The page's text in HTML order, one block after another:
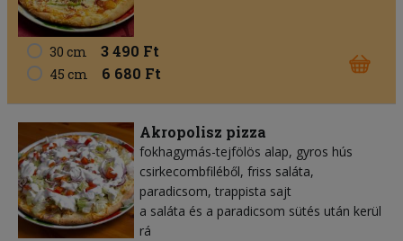
30 cm 3 490 Ft
45 cm 6 680 Ft
Akropolisz pizza
fokhagymás-tejfölös alap, gyros hús
csirkecombfiléből, friss saláta,
paradicsom, trappista sajt
a saláta és a paradicsom sütés után kerül
rá